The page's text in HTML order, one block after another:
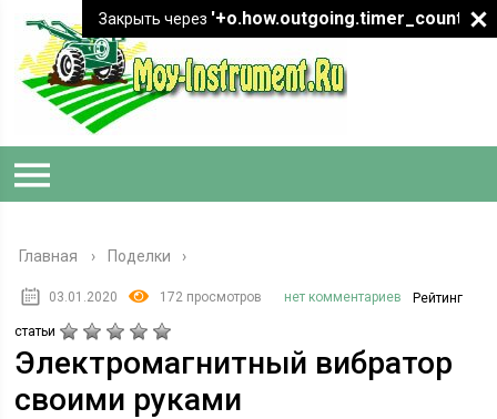
Главная › Поделки
03.01.2020 172 просмотров нет комментариев Рейтинг
статьи
Электромагнитный вибратор
своими руками
Закрыть через '+o.how.outgoing.timer_count+"